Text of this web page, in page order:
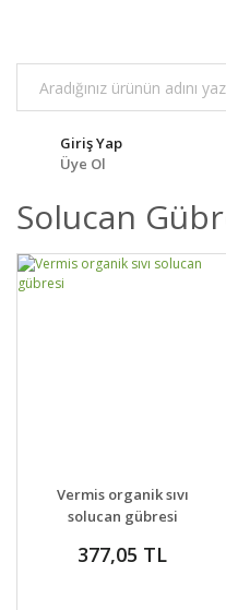
Giriş Yap
Üye Ol
Solucan
DETAYLAR SEPETE EKLE
Vermis organik sıvı
solucan gübresi
377,05 TL